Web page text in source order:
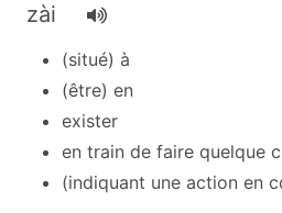
zài
(situé) à
(être) en
exister
en train de faire quelque
(indiquant une action en